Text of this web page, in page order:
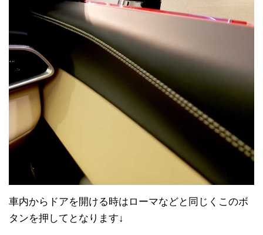
車内からドアを開ける時はローマなどと同じくこのボ
タンを押してとなります↓